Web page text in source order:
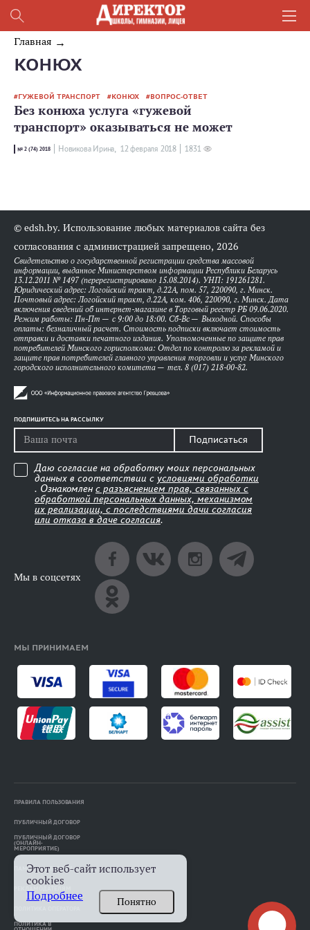
Главная
КОНЮХ
ГУЖЕВОЙ ТРАНСПОРТ КОНЮХ ВОПРОС-ОТВЕТ
Без конюха услуга «гужевой
транспорт» оказываться не может
№ 2 (74) 2018 Новикова Ирина, 12 февраля 2018 1831
© edsh.by. Использование любых материалов сайта без
согласования с администрацией запрещено, 2026
Свидетельство о государственной регистрации средства массовой
информации, выданное Министерством информации Республики Беларусь
13.12.2011 № 1497 (перерегистрировано 15.08.2014). УНП: 191261281.
Юридический адрес: Логойский тракт, д.22А, пом. 57, 220090, г. Минск.
Почтовый адрес: Логойский тракт, д.22А, ком. 406, 220090, г. Минск. Дата
включения сведений об интернет-магазине в Торговый реестр РБ 09.06.2020.
Режим работы: Пн-Пт — с 9:00 до 18:00. Сб-Вс — Выходной. Способы
оплаты: безналичный расчет. Стоимость подписки включает стоимость
отправки и доставки печатного издания. Уполномоченные по защите прав
потребителей Минского горисполкома: Отдел по контролю за рекламой и
защите прав потребителей главного управления торговли и услуг Минского
городского исполнительного комитета — тел. 8 (017) 218-00-82.
ПОДПИШИТЕСЬ НА РАССЫЛКУ
Подписаться
Даю согласие на обработку моих персональных
данных в соответствии с условиями обработки
. Ознакомлен с разъяснением прав, связанных с
обработкой персональных данных, механизмом
их реализации, с последствиями дачи согласия
или отказа в даче согласия.
Мы в соцсетях
МЫ ПРИНИМАЕМ
ПРАВИЛА ПОЛЬЗОВАНИЯ
ПУБЛИЧНЫЙ ДОГОВОР
ПУБЛИЧНЫЙ ДОГОВОР
(ОНЛАЙН-
МЕРОПРИЯТИЕ)
ПАМЯТКА АВТОРАМ
ПОЛИТИКА В
Этот веб-сайт использует
cookies
Подробнее
Понятно